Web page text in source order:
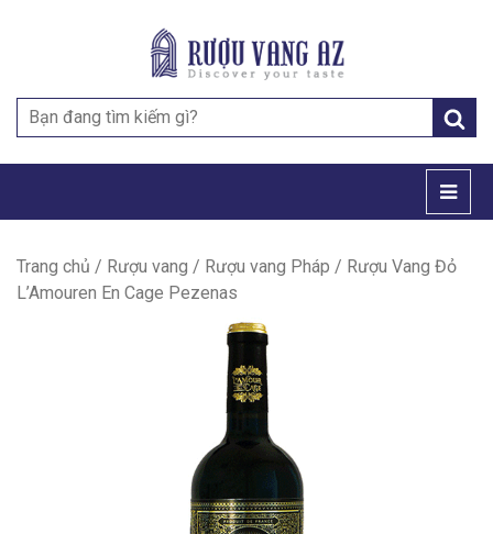
Search
for:
Trang chủ / Rượu vang / Rượu vang Pháp / Rượu Vang Đỏ
L’Amouren En Cage Pezenas